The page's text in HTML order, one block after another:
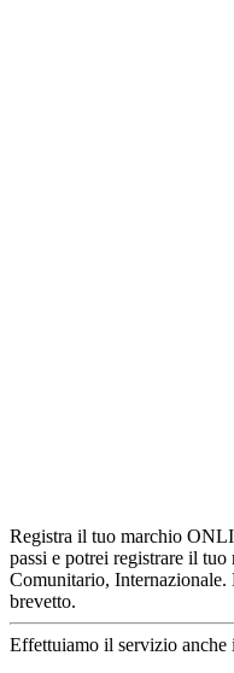
Registra il tuo marchio
passi e potrei registrare il
Comunitario,
brevetto.
Effettuiamo il servizio anche